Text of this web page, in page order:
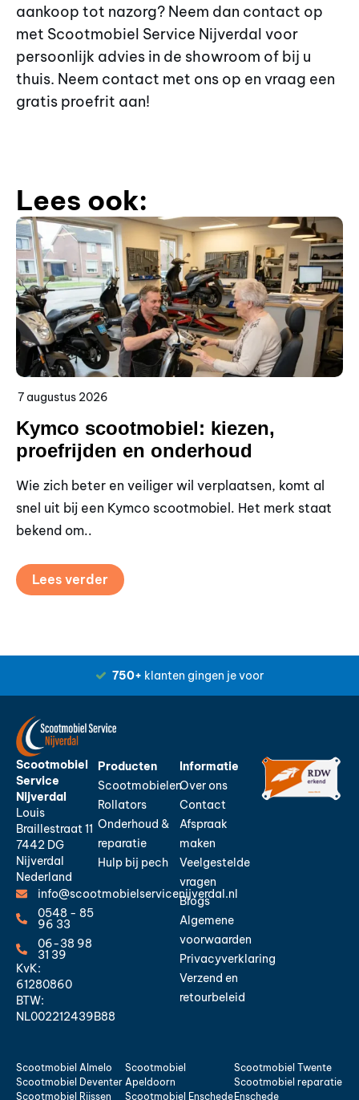
aankoop tot nazorg? Neem dan contact op
met Scootmobiel Service Nijverdal voor
persoonlijk advies in de showroom of bij u
thuis. Neem contact met ons op en vraag een
gratis proefrit aan!
Lees ook:
7 augustus 2026
Kymco scootmobiel: kiezen,
proefrijden en onderhoud
Wie zich beter en veiliger wil verplaatsen, komt al
snel uit bij een Kymco scootmobiel. Het merk staat
bekend om..
Lees verder
750+ klanten gingen je voor
Scootmobiel
Service
Nijverdal
Louis
Braillestraat 11
7442 DG
Nijverdal
Nederland
info@scootmobielservicenijverdal.nl
0548 - 85
96 33
06-38 98
31 39
KvK:
61280860
BTW:
NL002212439B88
Producten
Scootmobielen
Rollators
Onderhoud &
reparatie
Hulp bij pech
Informatie
Over ons
Contact
Afspraak
maken
Veelgestelde
vragen
Blogs
Algemene
voorwaarden
Privacyverklaring
Verzend en
retourbeleid
Scootmobiel Almelo
Scootmobiel Deventer
Scootmobiel Rijssen
Scootmobiel
Apeldoorn
Scootmobiel Enschede
Scootmobiel Twente
Scootmobiel reparatie
Enschede